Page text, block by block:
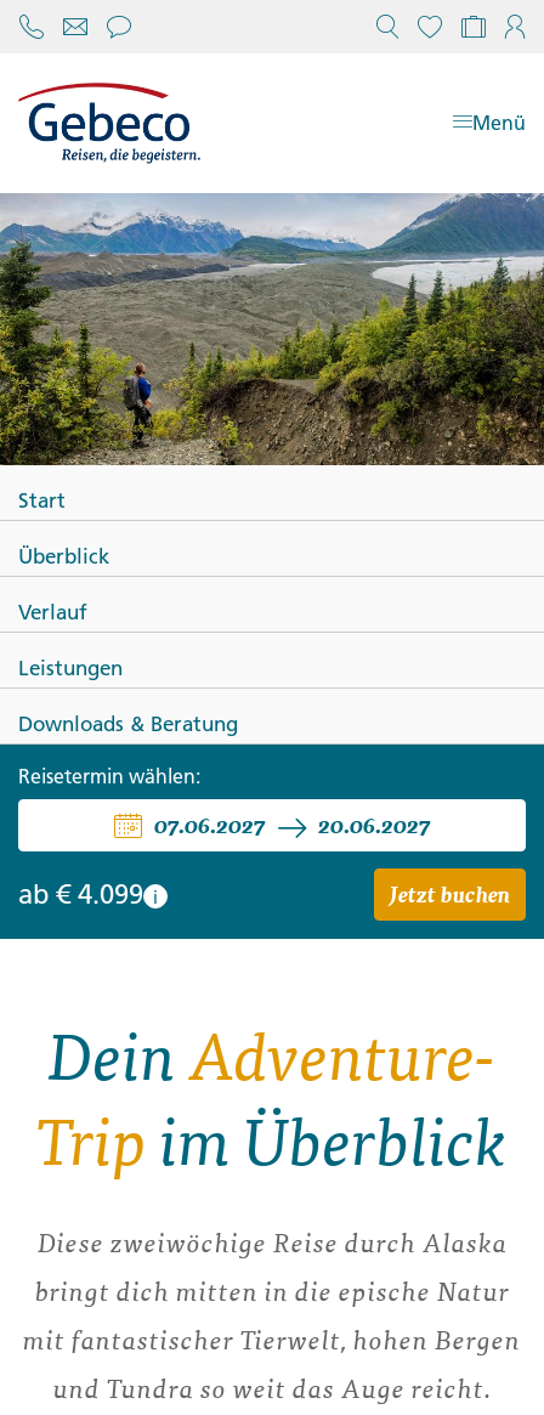
Chat öffnen Mein
Menü
Alaska ultimativ aktiv
Start
Überblick
Verlauf
Leistungen
Downloads & Beratung
Reisetermin wählen:
07.06.2027 20.06.2027
ab € 4.099 i Jetzt buchen
DeinAdventure-
Trip im Überblick
Diese zweiwöchige Reise durch Alaska
bringt dich mitten in die epische Natur
mit fantastischer Tierwelt, hohen Bergen
und Tundra so weit das Auge reicht.